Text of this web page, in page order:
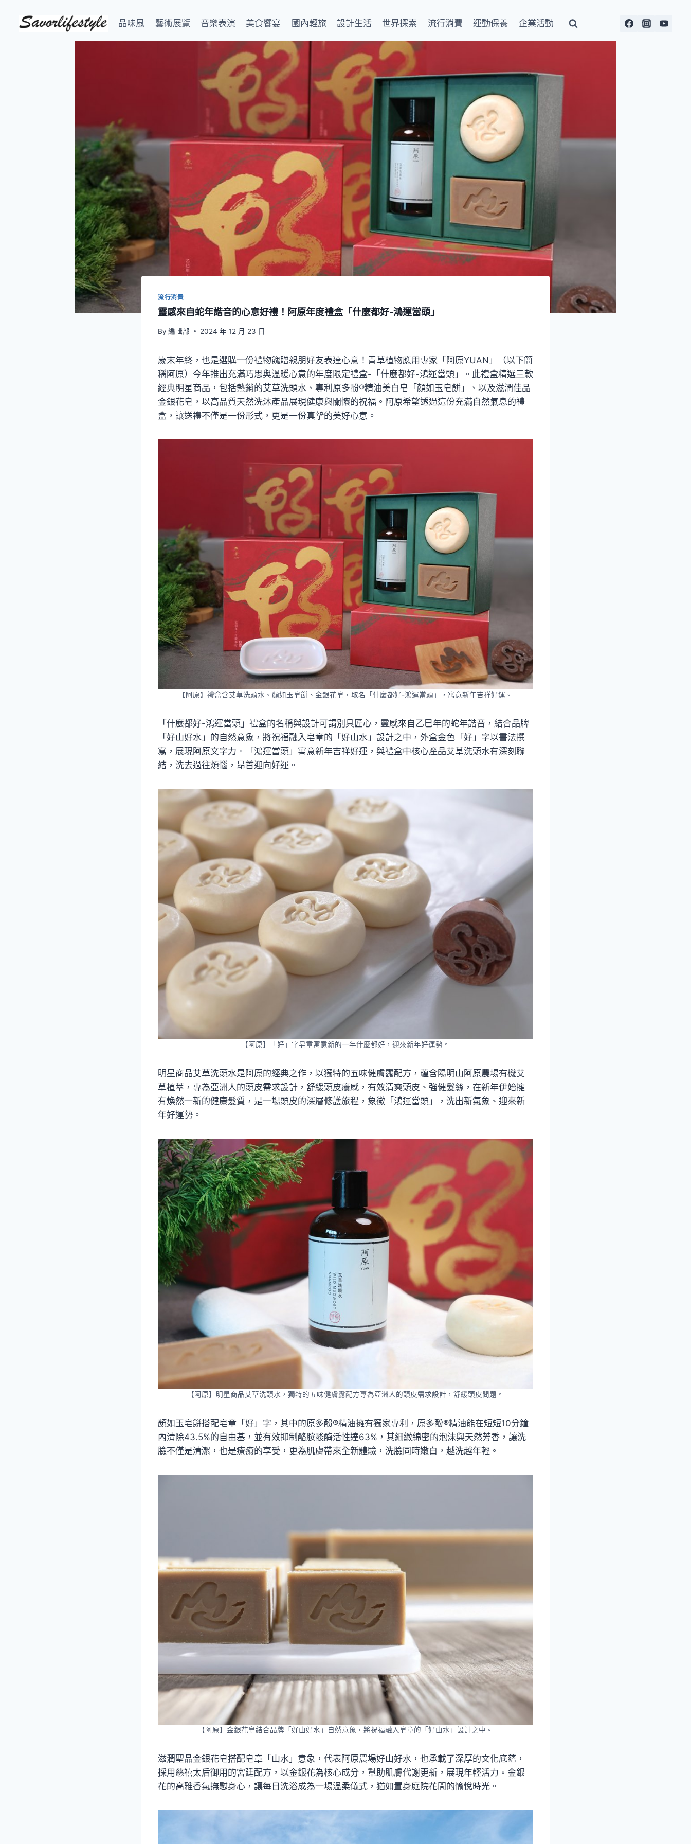
品味風 藝術展覽 音樂表演 美食饗宴 國內輕旅 設計生活 世界探索 流行消費 運動保養 企業活動
流行消費
靈感來自蛇年諧音的心意好禮！阿原年度禮盒「什麼都好-鴻運當頭」
By 編輯部 2024 年 12 月 23 日
歲末年終，也是選購一份禮物餽贈親朋好友表達心意！青草植物應用專家「阿原YUAN」（以下簡
稱阿原）今年推出充滿巧思與溫暖心意的年度限定禮盒-「什麼都好-鴻運當頭」。此禮盒精選三款
經典明星商品，包括熱銷的艾草洗頭水、專利原多酚®精油美白皂「顏如玉皂餅」、以及滋潤佳品
金銀花皂，以高品質天然洗沐產品展現健康與關懷的祝福。阿原希望透過這份充滿自然氣息的禮
盒，讓送禮不僅是一份形式，更是一份真摯的美好心意。
【阿原】禮盒含艾草洗頭水、顏如玉皂餅、金銀花皂，取名「什麼都好-鴻運當頭」，寓意新年吉祥好運。
「什麼都好-鴻運當頭」禮盒的名稱與設計可謂別具匠心，靈感來自乙巳年的蛇年諧音，結合品牌
「好山好水」的自然意象，將祝福融入皂章的「好山水」設計之中，外盒金色「好」字以書法撰
寫，展現阿原文字力。「鴻運當頭」寓意新年吉祥好運，與禮盒中核心產品艾草洗頭水有深刻聯
結，洗去過往煩惱，昂首迎向好運。
【阿原】「好」字皂章寓意新的一年什麼都好，迎來新年好運勢。
明星商品艾草洗頭水是阿原的經典之作，以獨特的五味健膚露配方，蘊含陽明山阿原農場有機艾
草植萃，專為亞洲人的頭皮需求設計，舒緩頭皮癢感，有效清爽頭皮、強健髮絲，在新年伊始擁
有煥然一新的健康髮質，是一場頭皮的深層修護旅程，象徵「鴻運當頭」，洗出新氣象、迎來新
年好運勢。
【阿原】明星商品艾草洗頭水，獨特的五味健膚露配方專為亞洲人的頭皮需求設計，舒緩頭皮問題。
顏如玉皂餅搭配皂章「好」字，其中的原多酚®精油擁有獨家專利，原多酚®精油能在短短10分鐘
內清除43.5%的自由基，並有效抑制酪胺酸酶活性達63%，其細緻綿密的泡沫與天然芳香，讓洗
臉不僅是清潔，也是療癒的享受，更為肌膚帶來全新體驗，洗臉同時嫩白，越洗越年輕。
【阿原】金銀花皂結合品牌「好山好水」自然意象，將祝福融入皂章的「好山水」設計之中。
滋潤聖品金銀花皂搭配皂章「山水」意象，代表阿原農場好山好水，也承載了深厚的文化底蘊，
採用慈禧太后御用的宮廷配方，以金銀花為核心成分，幫助肌膚代謝更新，展現年輕活力。金銀
花的高雅香氣撫慰身心，讓每日洗浴成為一場溫柔儀式，猶如置身庭院花間的愉悅時光。